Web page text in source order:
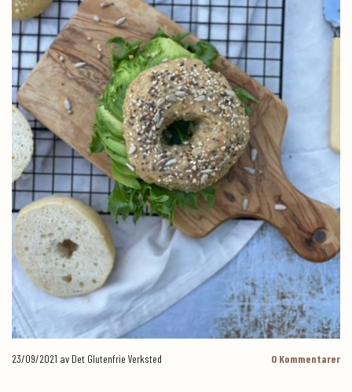
23/09/2021 av Det Glutenfrie Verksted 0 Kommentarer